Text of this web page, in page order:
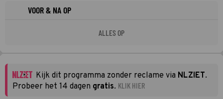
VOOR & NA OP
ALLES OP
Kijk dit programma zonder reclame via NLZIET.
Probeer het 14 dagen gratis. KLIK HIER